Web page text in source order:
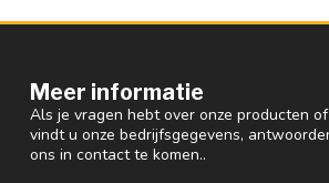
Meer informatie
Als je vragen hebt over onze producten
vindt u onze bedrijfsgegevens,
ons in contact te komen..